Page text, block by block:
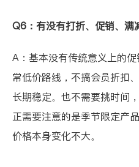
Q6：有没有打折、促销、满
A：基本没有传统意义上的
常低价路线，不搞会员折扣
长期稳定。也不需要挑时间
正需要注意的是季节限定产
价格本身变化不大。